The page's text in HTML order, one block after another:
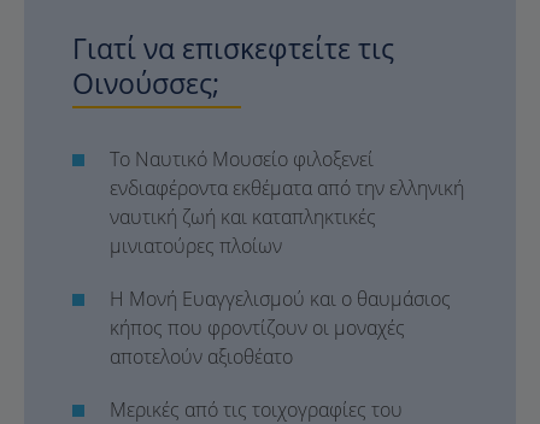
Γιατί να επισκεφτείτε τις
Οινούσσες;
Το Ναυτικό Μουσείο φιλοξενεί
ενδιαφέροντα εκθέματα από την ελληνική
ναυτική ζωή και καταπληκτικές
μινιατούρες πλοίων
Η Μονή Ευαγγελισμού και ο θαυμάσιος
κήπος που φροντίζουν οι μοναχές
αποτελούν αξιοθέατο
Μερικές από τις τοιχογραφίες του